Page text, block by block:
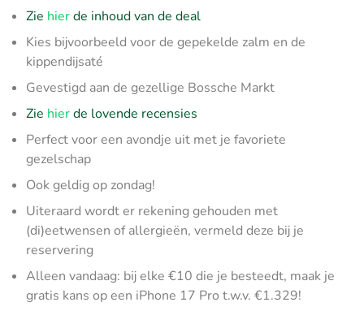
Zie hierde inhoud van de deal
Kies bijvoorbeeld voor de gepekelde zalm en de
kippendijsaté
Gevestigd aan de gezellige Bossche Markt
Zie hierde lovende recensies
Perfect voor een avondje uit met je favoriete
gezelschap
Ook geldig op zondag!
Uiteraard wordt er rekening gehouden met
(di)eetwensen of allergieën, vermeld deze bij je
reservering
Alleen vandaag: bij elke €10 die je besteedt, maak je
gratis kans op een iPhone 17 Pro t.w.v. €1.329!